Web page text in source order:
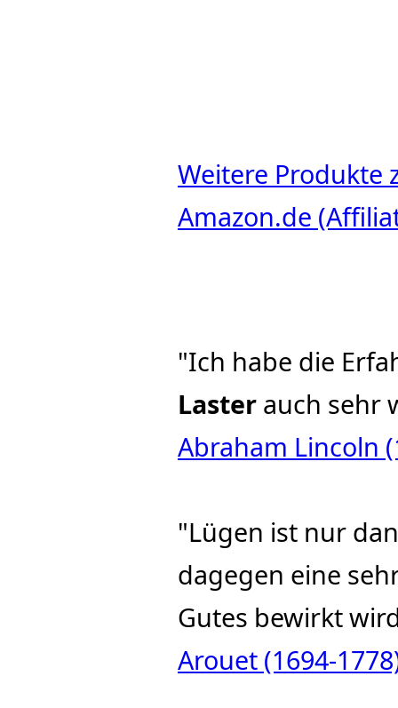
Weitere Produkte
Amazon.de
"Ich habe die
Laster auch sehr
Abraham Lincoln
"Lügen ist nur
dagegen eine
Gutes bewirkt
Arouet